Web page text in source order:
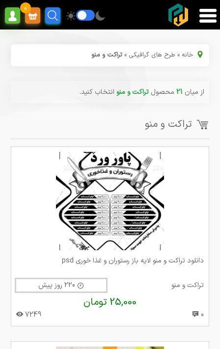
0
خانه » طرح های گرافیکی »تراکت و منو
از میان 21 محصولتراکت و منو انتخاب کنید.
تراکت و منو
دانلود تراکت و منو لایه باز رستوران و غذا خوری psd
تراکت و منو
25,000 تومان
0
7249